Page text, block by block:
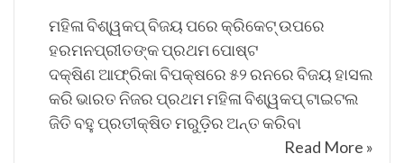
ମହିଳା ବିଶ୍ୱକପ୍ ବିଜୟ ପରେ କ୍ରିକେଟ୍ ଉପରେ
ହରମନପ୍ରୀତଙ୍କ ପ୍ରଥମ ପୋଷ୍ଟ
ଦକ୍ଷିଣ ଆଫ୍ରିକା ବିପକ୍ଷରେ ୫୨ ରନରେ ବିଜୟ ହାସଲ
କରି ଭାରତ ନିଜର ପ୍ରଥମ ମହିଳା ବିଶ୍ୱକପ୍ ଟାଇଟଲ
ଜିତି ବହୁ ପ୍ରତୀକ୍ଷିତ ମରୁଡ଼ିର ଅନ୍ତ କରିବା
Read More »